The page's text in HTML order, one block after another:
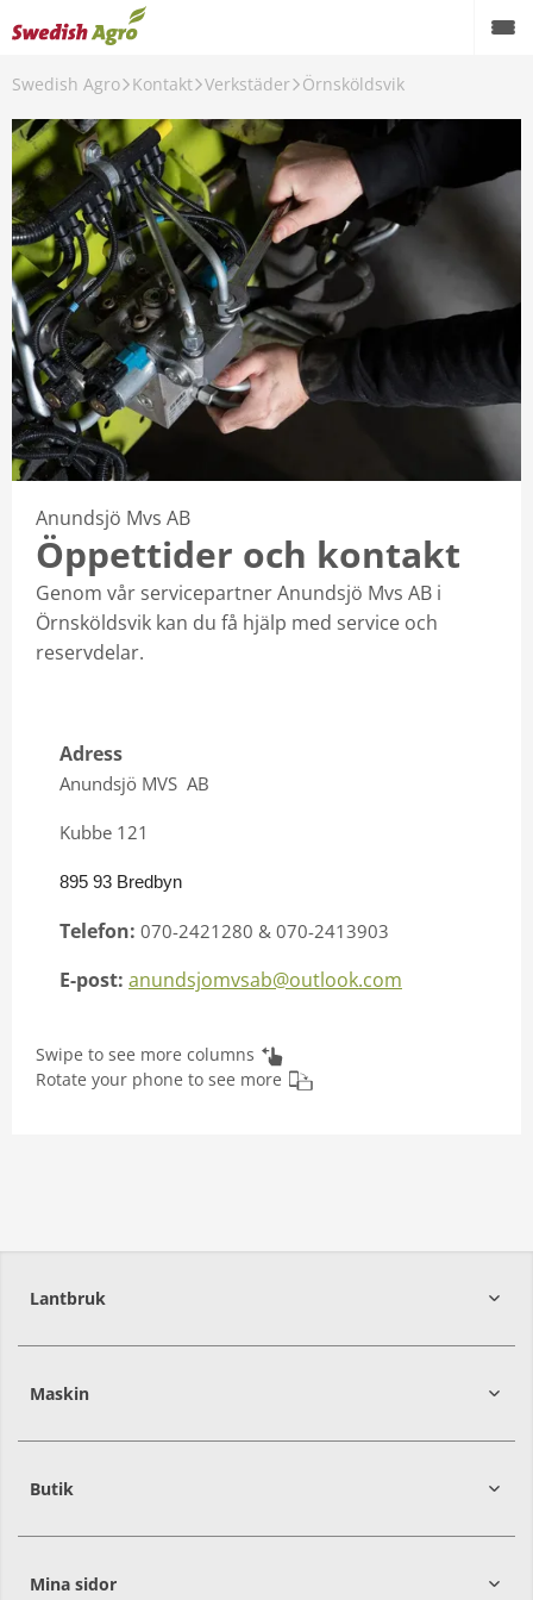
Swedish Agro Kontakt Verkstäder Örnsköldsvik
Anundsjö Mvs AB
Öppettider och kontakt
Genom vår servicepartner Anundsjö Mvs AB i
Örnsköldsvik kan du få hjälp med service och
reservdelar.
Adress
Anundsjö MVS AB
Kubbe 121
895 93 Bredbyn
Telefon: 070-2421280 & 070-2413903
E-post: anundsjomvsab@outlook.com
Swipe to see more columns
Rotate your phone to see more
Lantbruk
39239
Maskin
27430
Butik
Mina sidor
Foder
Spannmål
Maskiner
Butik
Aktuellt
Kampanjer
Kontakt
Mina sidor